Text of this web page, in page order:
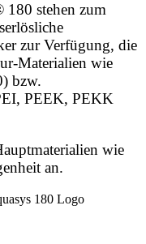
stehen zum
zur Verfügung, die
Materialien wie
bzw.
PEEK, PEKK
wie
an.